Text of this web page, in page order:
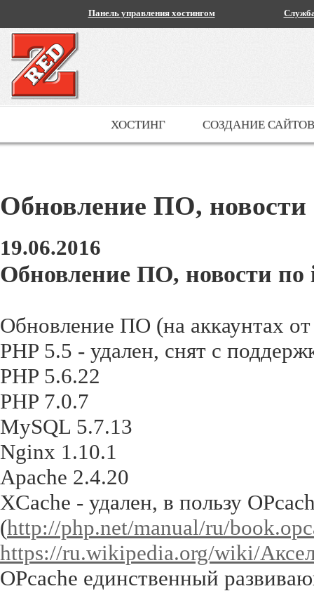
Панель управления хостингом
ХОСТИНГ СОЗДАНИЕ САЙТОВ
Обновление ПО, новости
19.06.2016
Обновление ПО, новости по
Обновление ПО (на аккаунтах
PHP 5.5 - удален, снят с
PHP 5.6.22
PHP 7.0.7
MySQL 5.7.13
Nginx 1.10.1
Apache 2.4.20
XCache - удален, в пользу
(http://php.net/manual/ru/
https://ru.wikipedia.org/wiki/
OPcache единственный